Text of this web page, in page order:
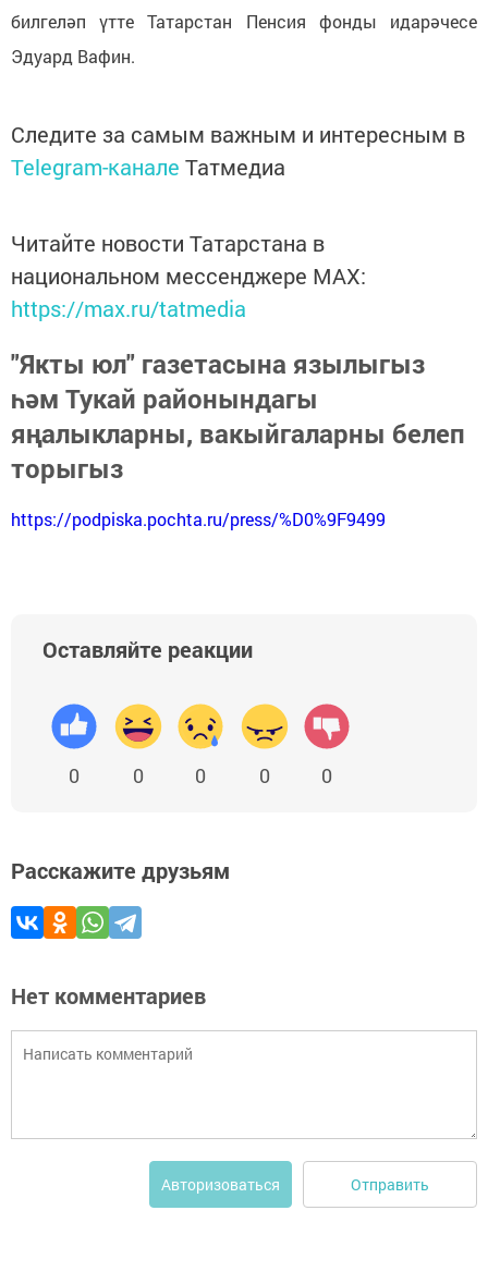
билгеләп үтте Татарстан Пенсия фонды идарәчесе
Эдуард Вафин.
Следите за самым важным и интересным в
Telegram-канале Татмедиа
Читайте новости Татарстана в
национальном мессенджере MАХ:
https://max.ru/tatmedia
"Якты юл" газетасына язылыгыз
һәм Тукай районындагы
яңалыкларны, вакыйгаларны белеп
торыгыз
https://podpiska.pochta.ru/press/%D0%9F9499
Оставляйте реакции
0 0 0 0 0
Расскажите друзьям
Нет комментариев
Авторизоваться Отправить